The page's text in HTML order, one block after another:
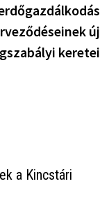
új
keretei
a Kincstári